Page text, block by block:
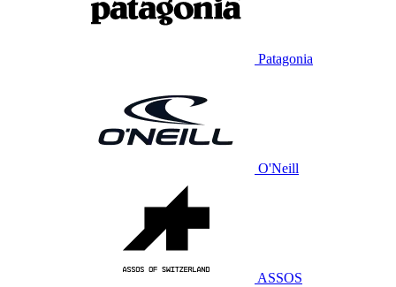
Patagonia
O'Neill
ASSOS